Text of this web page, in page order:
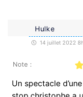
Hulke
14 juillet 2022
Note :
Un spectacle